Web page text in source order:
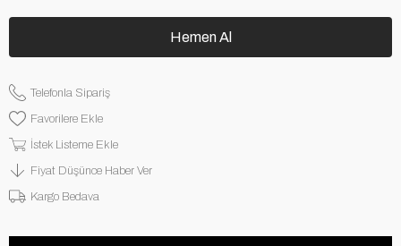
Telefonla Sipariş
Favorilere Ekle
İstek Listeme Ekle
Fiyat Düşünce Haber Ver
Kargo Bedava